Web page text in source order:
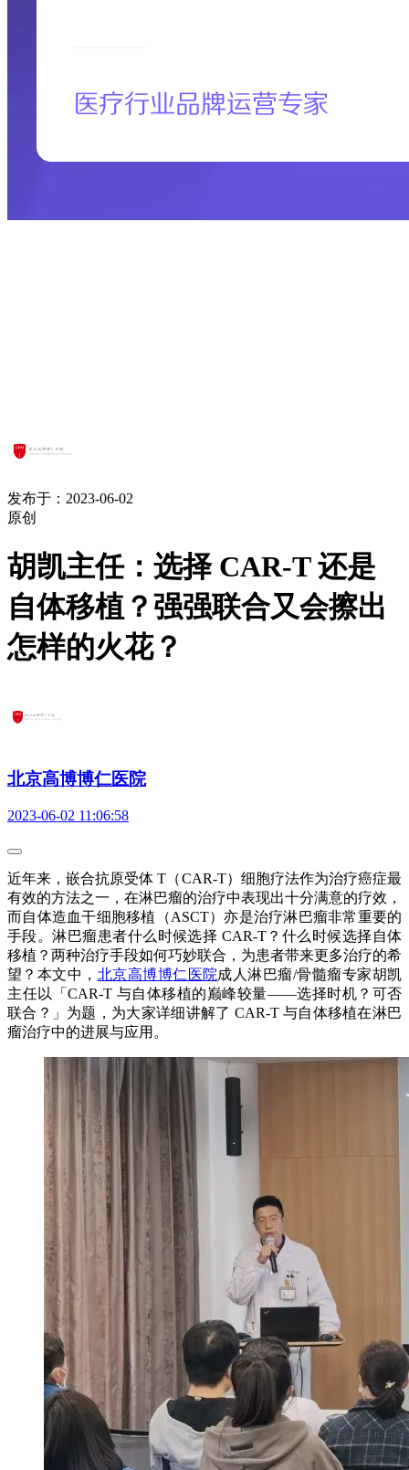
发布于：2023-06-02
原创
胡凯主任：选择 CAR-T 还是
自体移植？强强联合又会擦出
怎样的火花？
北京高博博仁医院
2023-06-02 11:06:58
近年来，嵌合抗原受体 T（CAR-T）细胞疗法作为治疗癌症最
有效的方法之一，在淋巴瘤的治疗中表现出十分满意的疗效，
而自体造血干细胞移植（ASCT）亦是治疗淋巴瘤非常重要的
手段。淋巴瘤患者什么时候选择 CAR-T？什么时候选择自体
移植？两种治疗手段如何巧妙联合，为患者带来更多治疗的希
望？本文中， 北京高博博仁医院成人淋巴瘤/骨髓瘤专家胡凯
主任以「CAR-T 与自体移植的巅峰较量——选择时机？可否
联合？」为题，为大家详细讲解了 CAR-T 与自体移植在淋巴
瘤治疗中的进展与应用。